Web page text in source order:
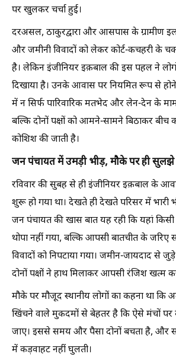
पर खुलकर चर्चा हुई।
दरअसल, ठाकुरद्वारा और आसपास के ग्रामीण
और जमीनी विवादों को लेकर कोर्ट-कचहरी के
है। लेकिन इंजीनियर इक़बाल की इस पहल ने
दिखाया है। उनके आवास पर नियमित रूप से
में न सिर्फ पारिवारिक मतभेद और लेन-देन के
बल्कि दोनों पक्षों को आमने-सामने बिठाकर बीच
कोशिश की जाती है।
जन पंचायत में उमड़ी भीड़, मौके पर ही
रविवार की सुबह से ही इंजीनियर इक़बाल के
शुरू हो गया था। देखते ही देखते परिसर में भारी
जन पंचायत की खास बात यह रही कि यहां
थोपा नहीं गया, बल्कि आपसी बातचीत के जरिए
विवादों को निपटाया गया। जमीन-जायदाद से
दोनों पक्षों ने हाथ मिलाकर आपसी रंजिश खत्म
मौके पर मौजूद स्थानीय लोगों का कहना था कि
खिंचने वाले मुकदमों से बेहतर है कि ऐसे मंचों पर
जाए। इससे समय और पैसा दोनों बचता है, और
में कड़वाहट नहीं घुलती।